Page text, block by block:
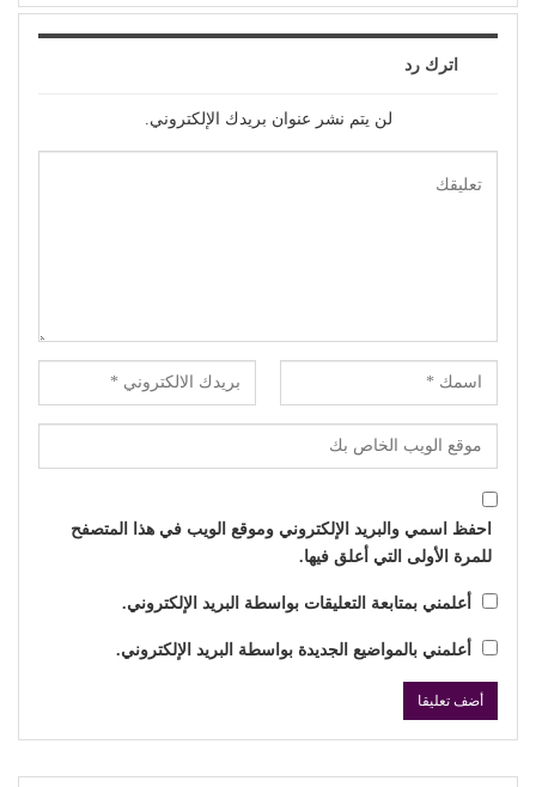
اترك رد
لن يتم نشر عنوان بريدك الإلكتروني.
احفظ اسمي والبريد الإلكتروني وموقع الويب في هذا المتصفح
للمرة الأولى التي أعلق فيها.
أعلمني بمتابعة التعليقات بواسطة البريد الإلكتروني.
أعلمني بالمواضيع الجديدة بواسطة البريد الإلكتروني.